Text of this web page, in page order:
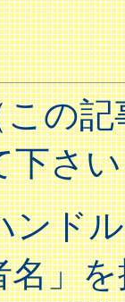
の記
下さ
ンド
名」